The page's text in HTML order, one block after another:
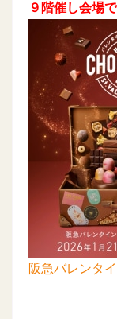
９階催し会場
阪急バレンタ